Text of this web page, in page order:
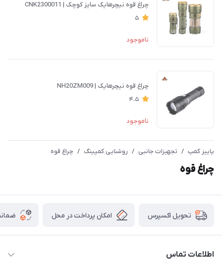
چراغ قوه نیچرهایک سایز کوچک | CNK2300011
5
ناموجود
چراغ قوه نیچرهایک | NH20ZM009
4.5
ناموجود
پاییز کمپ / تجهیزات جانبی / روشنایی کمپینگ / چراغ قوه
چراغ قوه
تحویل اکسپرس امکان پرداخت در محل
اطلاعات تماس